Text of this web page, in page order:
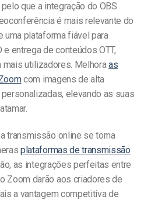
que a integração do OBS
é mais relevante do
uma plataforma fiável para
entrega de conteúdos OTT,
mais utilizadores. Melhoraas
com imagens de alta
elevando as suas
transmissão online se torna
plataformas de transmissão
as integrações perfeitas entre
Zoom darão aos criadores de
a vantagem competitiva de